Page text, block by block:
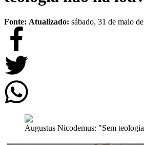
Fonte: Atualizado: sábado, 31 de maio
Augustus Nicodemus: "Sem